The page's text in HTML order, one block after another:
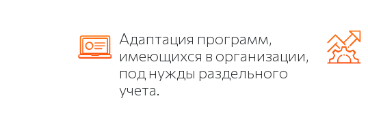
Адаптация программ,
имеющихся в организации,
под нужды раздельного
учета.